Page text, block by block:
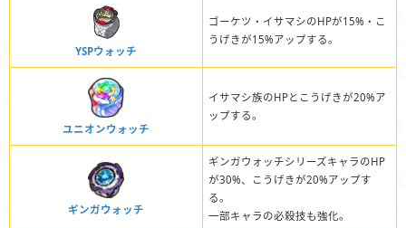
YSPウォッチ
ゴーケツ・イサマシのHPが15%・こ
うげきが15%アップする。
ユニオンウォッチ
イサマシ族のHPとこうげきが20%ア
ップする。
ギンガウォッチ
ギンガウォッチシリーズキャラのHP
が30%、こうげきが20%アップす
る。
一部キャラの必殺技も強化。